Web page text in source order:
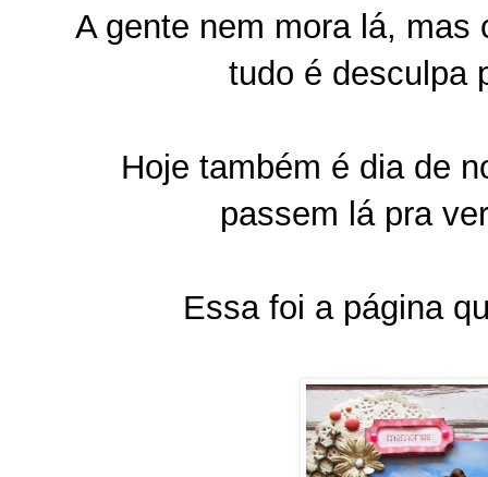
A gente nem mora lá,
tudo é desculpa
Hoje também é dia de
passem lá pra
Essa foi a página